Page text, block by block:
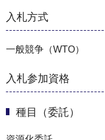
入札方式
一般競争（WTO）
入札参加資格
種目（委託）